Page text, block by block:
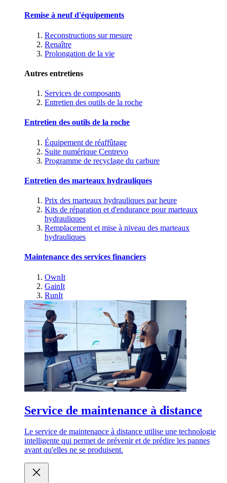
Remise à neuf d'équipements
Reconstructions sur mesure
Renaître
Prolongation de la vie
Autres entretiens
Services de composants
Entretien des outils de la roche
Entretien des outils de la roche
Équipement de réaffûtage
Suite numérique Centrevo
Programme de recyclage du carbure
Entretien des marteaux hydrauliques
Prix des marteaux hydrauliques par heure
Kits de réparation et d'endurance pour marteaux
hydrauliques
Remplacement et mise à niveau des marteaux
hydrauliques
Maintenance des services financiers
OwnIt
GainIt
RunIt
Service de maintenance à distance
Le service de maintenance à distance utilise une technologie
intelligente qui permet de prévenir et de prédire les pannes
avant qu'elles ne se produisent.